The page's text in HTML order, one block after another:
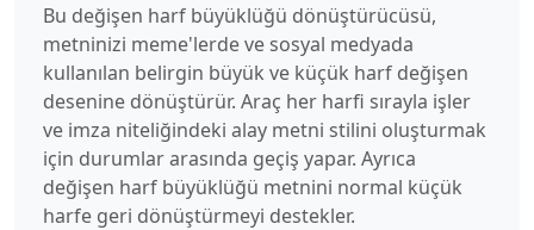
Bu değişen harf büyüklüğü dönüştürücüsü,
metninizi meme'lerde ve sosyal medyada
kullanılan belirgin büyük ve küçük harf değişen
desenine dönüştürür. Araç her harfi sırayla işler
ve imza niteliğindeki alay metni stilini oluşturmak
için durumlar arasında geçiş yapar. Ayrıca
değişen harf büyüklüğü metnini normal küçük
harfe geri dönüştürmeyi destekler.